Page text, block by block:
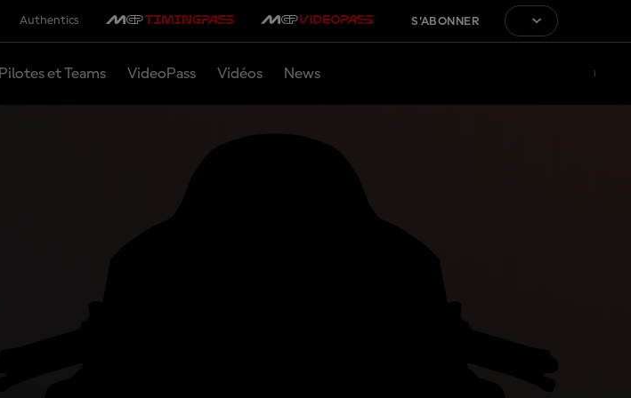
Authentics S'ABONNER
Pilotes et Teams VideoPass Vidéos News